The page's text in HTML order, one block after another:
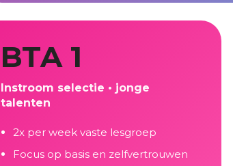
BTA 1
Instroom selectie • jonge
talenten
2x per week vaste lesgroep
Focus op basis en zelfvertrouwen